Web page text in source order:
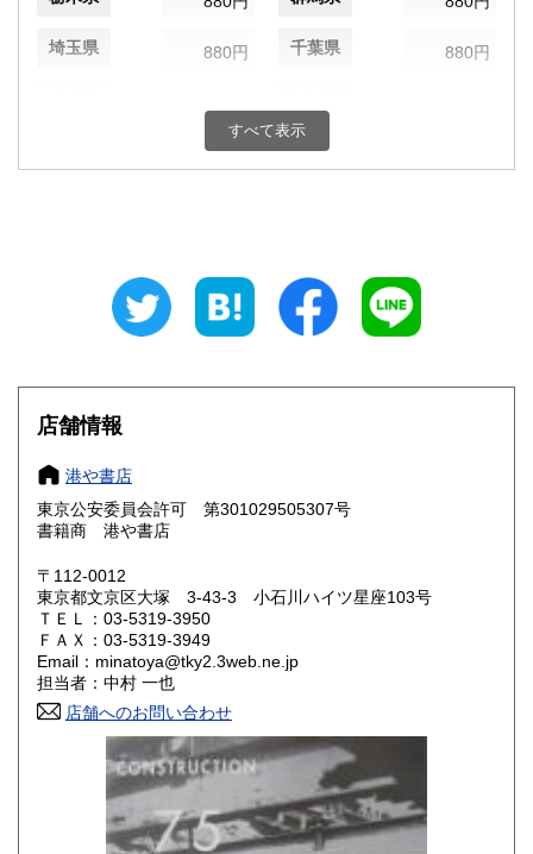
埼玉県 880円 千葉県 880円
880円 富山県
880円 静岡県
奈良県 1,010円 和歌山県
岡山県 1,140円 広島県
山口県 1,140円 徳島県
香川県 1,140円
1,140円 福岡県
1,400円 長崎県
すべて表示
店舗情報
港や書店
東京公安委員会許可 第301029505307号
書籍商 港や書店
〒112-0012
東京都文京区大塚 3-43-3 小石川ハイツ星座103号
ＴＥＬ：03-5319-3950
ＦＡＸ：03-5319-3949
Email：minatoya@tky2.3web.ne.jp
担当者：中村 一也
店舗へのお問い合わせ